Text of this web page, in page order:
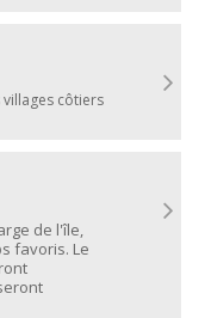
côtiers
de l'île,
favoris. Le